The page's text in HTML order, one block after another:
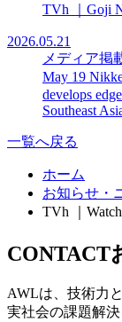
TVh ｜Goji
2026.05.21
メディア掲
May 19
develops
Southeast
一覧へ戻る
ホーム
お知らせ・
TVh ｜
CONTACT
AWLは、技術力
実社会の課題解決